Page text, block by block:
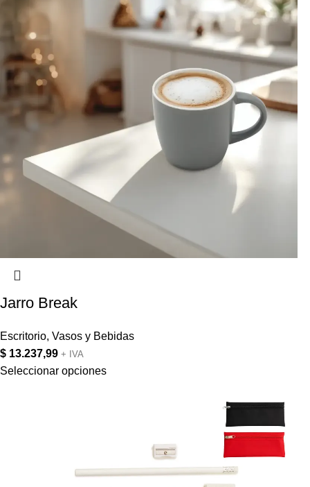
Jarro Break
Escritorio, Vasos y Bebidas
$ 13.237,99 + IVA
Seleccionar opciones